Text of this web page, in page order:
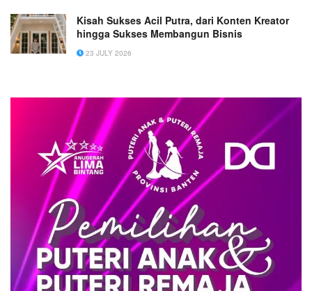
Kisah Sukses Acil Putra, dari Konten Kreator
hingga Sukses Membangun Bisnis
23 JULY 2026